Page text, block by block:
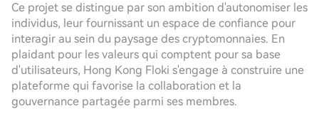
Ce projet se distingue par son ambition d'autonomiser les
individus, leur fournissant un espace de confiance pour
interagir au sein du paysage des cryptomonnaies. En
plaidant pour les valeurs qui comptent pour sa base
d'utilisateurs, Hong Kong Floki s'engage à construire une
plateforme qui favorise la collaboration et la
gouvernance partagée parmi ses membres.